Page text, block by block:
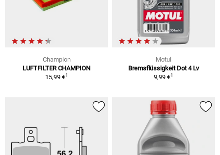
Champion
LUFTFILTER CHAMPION
15,99 €1
Motul
Bremsflüssigkeit Dot 4 Lv
9,99 €1